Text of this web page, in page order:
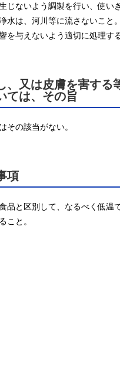
じないよう調製を行い、使い
水は、河川等に流さないこと
、又は皮膚を害する
ては、その旨
項
品と区別して、なるべく低温